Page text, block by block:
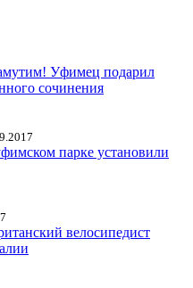
Уфимец подарил
сочинения
парке установили
велосипедист